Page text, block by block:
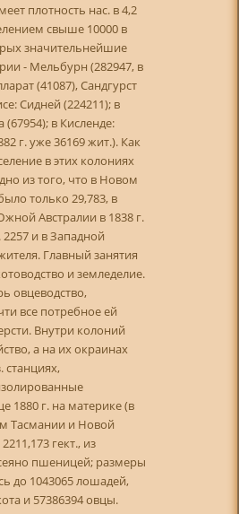
плотность нас. в 4,2
свыше 10000 в
значительнейшие
- Мельбурн (282947, в
(41087), Сандгурст
Сидней (224211); в
в Кисленде:
г. уже 36169 жит.). Как
в этих колониях
из того, что в Новом
только 29,783, в
Австралии в 1838 г.
2257 и в Западной
Главный занятия
и земледелие.
овцеводство,
все потребное ей
Внутри колоний
а на их окраинах
станциях,
1880 г. на материке (в
Тасмании и Новой
гект., из
пшеницей; размеры
до 1043065 лошадей,
и 57386394 овцы.